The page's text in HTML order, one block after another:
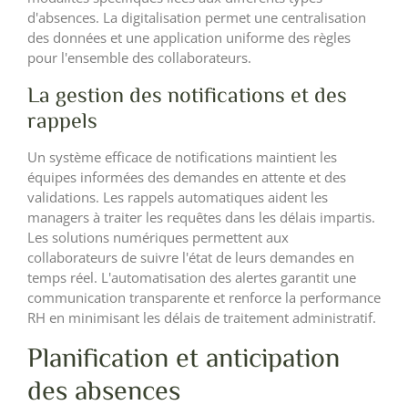
d'absences. La digitalisation permet une centralisation
des données et une application uniforme des règles
pour l'ensemble des collaborateurs.
La gestion des notifications et des
rappels
Un système efficace de notifications maintient les
équipes informées des demandes en attente et des
validations. Les rappels automatiques aident les
managers à traiter les requêtes dans les délais impartis.
Les solutions numériques permettent aux
collaborateurs de suivre l'état de leurs demandes en
temps réel. L'automatisation des alertes garantit une
communication transparente et renforce la performance
RH en minimisant les délais de traitement administratif.
Planification et anticipation
des absences